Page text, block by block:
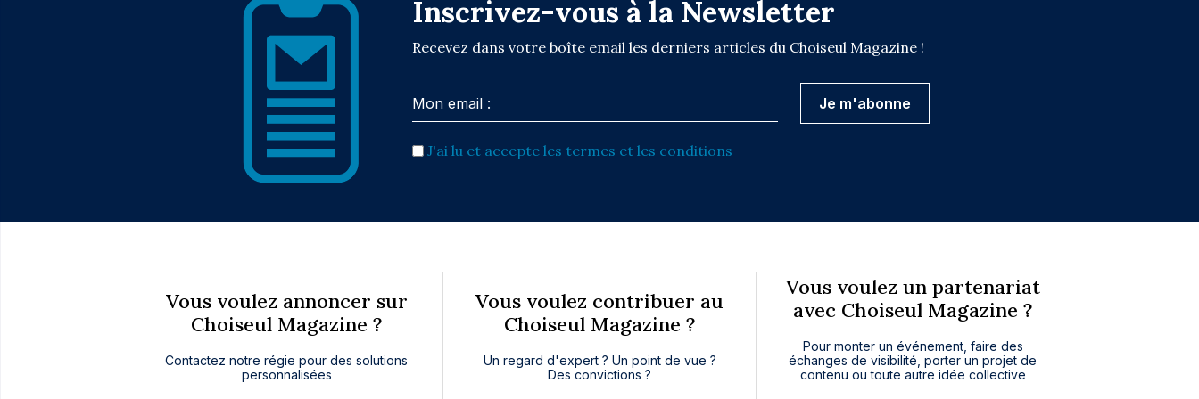
Inscrivez-vous à la Newsletter
Recevez dans votre boîte email les derniers articles du Choiseul Magazine !
J'ai lu et accepte les termes et les conditions
Vous voulez annoncer sur
Choiseul Magazine ?
Contactez notre régie pour des solutions
personnalisées
Vous voulez contribuer au
Choiseul Magazine ?
Un regard d'expert ? Un point de vue ?
Des convictions ?
Vous voulez un partenariat
avec Choiseul Magazine ?
Pour monter un événement, faire des
échanges de visibilité, porter un projet de
contenu ou toute autre idée collective